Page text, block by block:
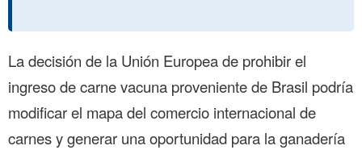
La decisión de la Unión Europea de prohibir el
ingreso de carne vacuna proveniente de Brasil podría
modificar el mapa del comercio internacional de
carnes y generar una oportunidad para la ganadería